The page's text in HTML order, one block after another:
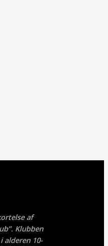
af
Klubben
alderen 10-